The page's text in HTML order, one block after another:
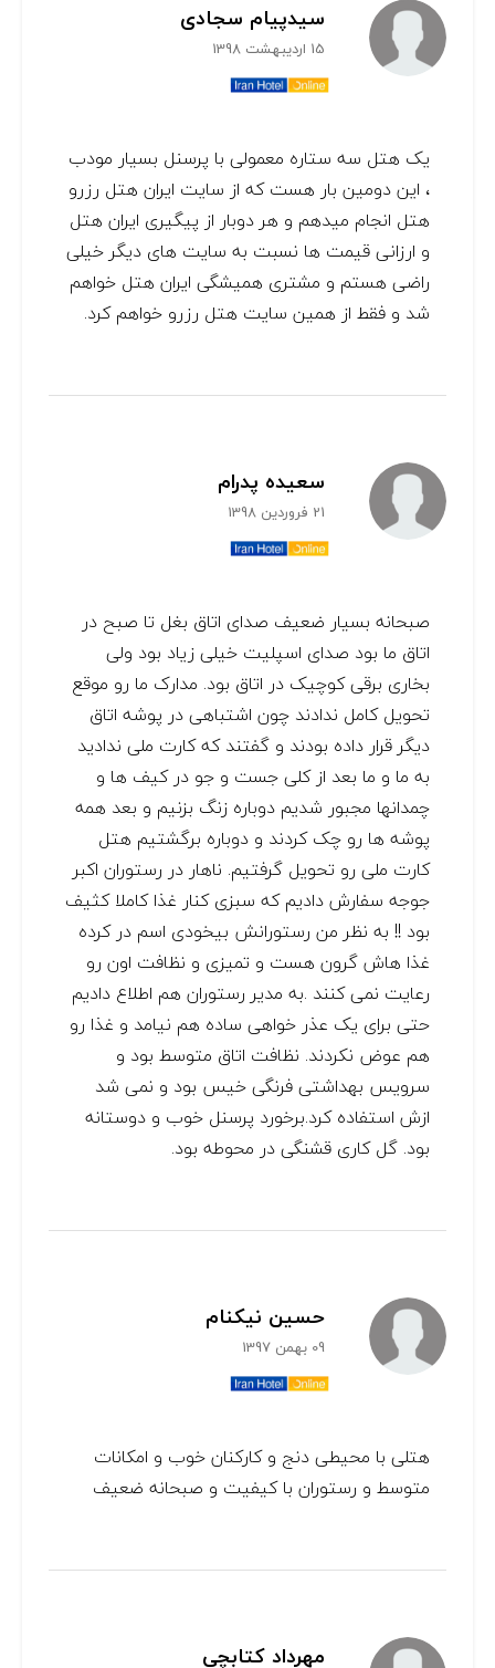
سیدپیام سجادی
15 اردیبهشت 1398
یک هتل سه ستاره معمولی با پرسنل بسیار مودب
، این دومین بار هست که از سایت ایران هتل رزرو
هتل انجام میدهم و هر دوبار از پیگیری ایران هتل
و ارزانی قیمت ها نسبت به سایت های دیگر خیلی
راضی هستم و مشتری همیشگی ایران هتل خواهم
شد و فقط از همین سایت هتل رزرو خواهم کرد.
سعیده پدرام
21 فروردین 1398
صبحانه بسیار ضعیف صدای اتاق بغل تا صبح در
اتاق ما بود صدای اسپلیت خیلی زیاد بود ولی
بخاری برقی کوچیک در اتاق بود. مدارک ما رو موقع
تحویل کامل ندادند چون اشتباهی در پوشه اتاق
دیگر قرار داده بودند و گفتند که کارت ملی ندادید
به ما و ما بعد از کلی جست و جو در کیف ها و
چمدانها مجبور شدیم دوباره زنگ بزنیم و بعد همه
پوشه ها رو چک کردند و دوباره برگشتیم هتل
کارت ملی رو تحویل گرفتیم. ناهار در رستوران اکبر
جوجه سفارش دادیم که سبزی کنار غذا کاملا کثیف
بود !! به نظر من رستورانش بیخودی اسم در کرده
غذا هاش گرون هست و تمیزی و نظافت اون رو
رعایت نمی کنند .به مدیر رستوران هم اطلاع دادیم
حتی برای یک عذر خواهی ساده هم نیامد و غذا رو
هم عوض نکردند. نظافت اتاق متوسط بود و
سرویس بهداشتی فرنگی خیس بود و نمی شد
ازش استفاده کرد.برخورد پرسنل خوب و دوستانه
بود. گل کاری قشنگی در محوطه بود.
حسین نیکنام
09 بهمن 1397
هتلی با محیطی دنج و کارکنان خوب و امکانات
متوسط و رستوران با کیفیت و صبحانه ضعیف
مهرداد کتابچی